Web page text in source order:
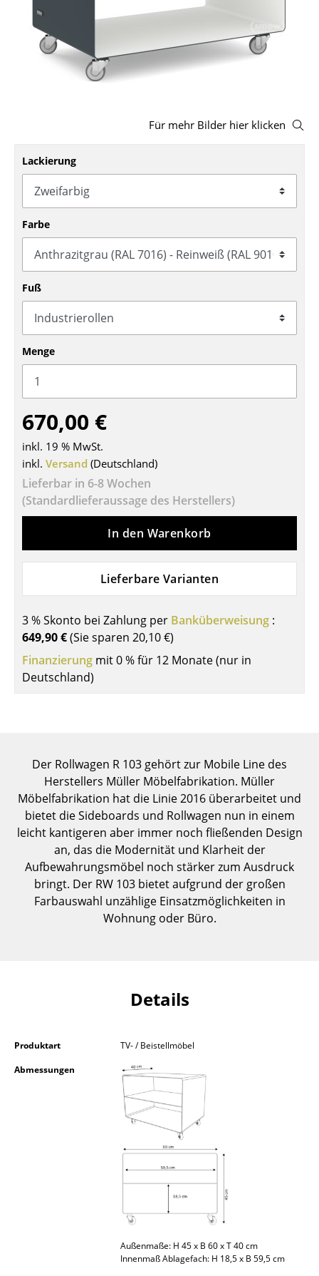
Hocker
Bänke & Liegen
Sitzsäcke
Schaukelstühle
Bürodrehstühle
Konferenzstühle
Bürosessel
Einzelteile
... alle Sitzmöbel
Tische
Esstische
Beistelltische
Couchtische
Schreibtische
Sekretäre & PC-Tische
Konferenztische
Stehtische & Stehpulte
Kindertische
Gartentische
Servierwagen
Einzelteile
... alle Tische
Bücherregale
Wandregale
Sideboards & Kommoden
TV Möbel
Beistell- & Rollcontainer
Licht
Hängeleuchten & Deckenleuchten
Schreibtischleuchten
Outdoor-Leuchten
Für mehr Bilder hier klicken
Lackierung
Farbe
Fuß
Menge
670,00 €
inkl. 19 % MwSt.
inkl. Versand (Deutschland)
Lieferbar in 6-8 Wochen
(Standardlieferaussage des Herstellers)
In den Warenkorb
Lieferbare Varianten
3 % Skonto bei Zahlung per Banküberweisung :
649,90 €(Sie sparen 20,10 €)
Finanzierung mit 0 % für 12 Monate (nur in
Deutschland)
Der Rollwagen R 103 gehört zur Mobile Line des
Herstellers Müller Möbelfabrikation. Müller
Möbelfabrikation hat die Linie 2016 überarbeitet und
bietet die Sideboards und Rollwagen nun in einem
leicht kantigeren aber immer noch fließenden Design
an, das die Modernität und Klarheit der
Aufbewahrungsmöbel noch stärker zum Ausdruck
bringt. Der RW 103 bietet aufgrund der großen
Farbauswahl unzählige Einsatzmöglichkeiten in
Wohnung oder Büro.
Details
Produktart
TV- / Beistellmöbel
Abmessungen
Außenmaße: H 45 x B 60 x T 40 cm
Innenmaß Ablagefach: H 18,5 x B 59,5 cm